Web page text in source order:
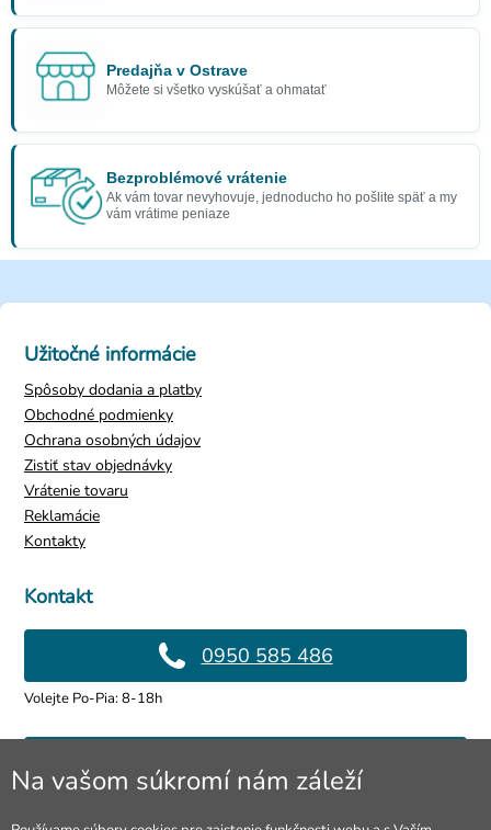
Predajňa v Ostrave
Môžete si všetko vyskúšať a ohmatať
Bezproblémové vrátenie
Ak vám tovar nevyhovuje, jednoducho ho pošlite späť a my
vám vrátime peniaze
Kontakt
0950 585 486
Volejte Po-Pia: 8-18h
info@4lol.cz
Užitočné informácie
Spôsoby dodania a platby
Obchodné podmienky
Ochrana osobných údajov
Zistiť stav objednávky
Vrátenie tovaru
Reklamácie
Kontakty
Na vašom súkromí nám záleží